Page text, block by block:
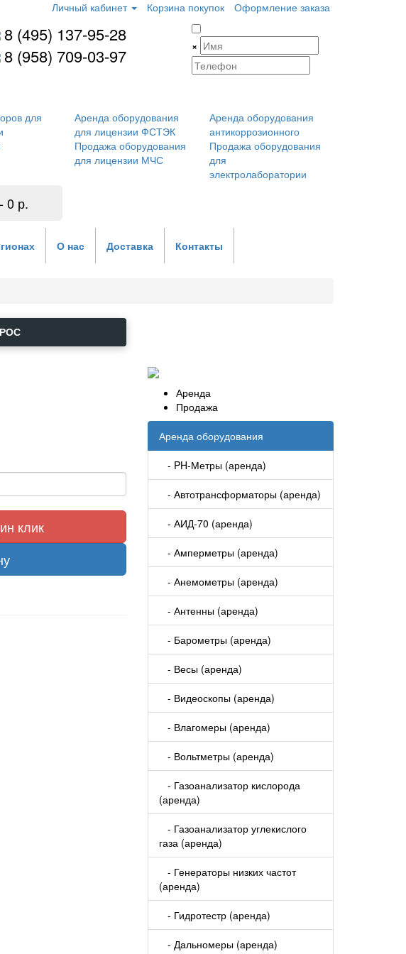
Личный кабинет Корзина покупок Оформление заказа
8 (495) 137-95-28
8 (958) 709-03-97
×
для
Аренда оборудования
для лицензии ФСТЭК
Аренда оборудования
антикоррозионного
Продажа оборудования
для лицензии МЧС
Продажа оборудования
для
электролаборатории
0 р.
О нас Доставка Контакты
клик
Аренда
Продажа
Аренда оборудования
- PH-Метры (аренда)
- Автотрансформаторы (аренда)
- АИД-70 (аренда)
- Амперметры (аренда)
- Анемометры (аренда)
- Антенны (аренда)
- Барометры (аренда)
- Весы (аренда)
- Видеоскопы (аренда)
- Влагомеры (аренда)
- Вольтметры (аренда)
- Газоанализатор кислорода
(аренда)
- Газоанализатор углекислого
газа (аренда)
- Генераторы низких частот
(аренда)
- Гидротестр (аренда)
- Дальномеры (аренда)